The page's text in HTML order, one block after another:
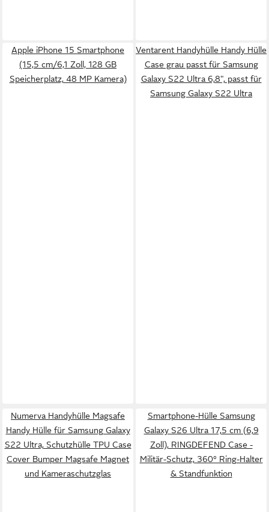
Apple iPhone 15 Smartphone
(15,5 cm/6,1 Zoll, 128 GB
Speicherplatz, 48 MP Kamera)
Ventarent Handyhülle Handy Hülle
Case grau passt für Samsung
Galaxy S22 Ultra 6,8", passt für
Samsung Galaxy S22 Ultra
Numerva Handyhülle Magsafe
Handy Hülle für Samsung Galaxy
S22 Ultra, Schutzhülle TPU Case
Cover Bumper Magsafe Magnet
und Kameraschutzglas
Smartphone-Hülle Samsung
Galaxy S26 Ultra 17,5 cm (6,9
Zoll), RINGDEFEND Case -
Militär-Schutz, 360° Ring-Halter
& Standfunktion